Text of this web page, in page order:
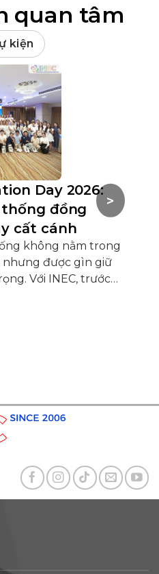
quan tâm
kiện
Day 2026:
đồng
cất cánh
không nằm trong
nhưng được gìn giữ
Với INEC, trước
chính thức cất
2026) và Đà Nẵng
một sự [...]
>